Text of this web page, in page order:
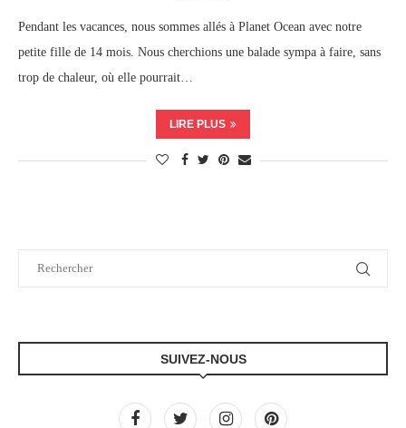
Pendant les vacances, nous sommes allés à Planet Ocean avec notre
petite fille de 14 mois. Nous cherchions une balade sympa à faire, sans
trop de chaleur, où elle pourrait…
LIRE PLUS
SUIVEZ-NOUS